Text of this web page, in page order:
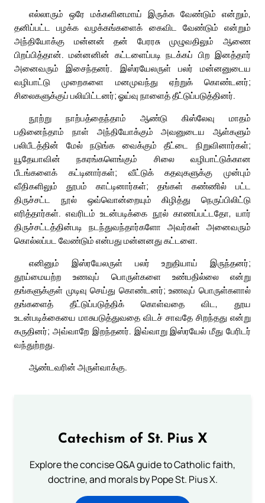
எல்லாரும் ஒரே மக்களினமாய் இருக்க வேண்டும் என்றும்,
தனிப்பட்ட பழக்க வழக்கங்களைக் கைவிட வேண்டும் என்றும்
அந்தியோக்கு மன்னன் தன் பேரரசு முழுவதிலும் ஆணை
பிறப்பித்தான். மன்னனின் கட்டளைப்படி நடக்கப் பிற இனத்தார்
அனைவரும் இசைந்தனர். இஸ்ரயேலருள் பலர் மன்னனுடைய
வழிபாட்டு முறைகளை மனமுவந்து ஏற்றுக் கொண்டனர்;
சிலைகளுக்குப் பலியிட்டனர்; ஓய்வு நாளைத் தீட்டுப்படுத்தினர்.
நூற்று நாற்பத்தைந்தாம் ஆண்டு கிஸ்லேவு மாதம்
பதினைந்தாம் நாள் அந்தியோக்கும் அவனுடைய ஆள்களும்
பலிபீடத்தின் மேல் நடுங்க வைக்கும் தீட்டை நிறுவினார்கள்;
யூதேயாவின் நகரங்களெங்கும் சிலை வழிபாட்டுக்கான
பீடங்களைக் கட்டினார்கள்; வீட்டுக் கதவுகளுக்கு முன்பும்
வீதிகளிலும் தூபம் காட்டினார்கள்; தங்கள் கண்ணில் பட்ட
திருச்சட்ட நூல் ஒவ்வொன்றையும் கிழித்து நெருப்பிலிட்டு
எரித்தார்கள். எவரிடம் உடன்படிக்கை நூல் காணப்பட்டதோ, யார்
திருச்சட்டத்தின்படி நடந்துவந்தார்களோ அவர்கள் அனைவரும்
கொல்லப்பட வேண்டும் என்பது மன்னனது கட்டளை.
எனினும் இஸ்ரயேலருள் பலர் உறுதியாய் இருந்தனர்;
தூய்மையற்ற உணவுப் பொருள்களை உண்பதில்லை என்று
தங்களுக்குள் முடிவு செய்து கொண்டனர்; உணவுப் பொருள்களால்
தங்களைத் தீட்டுப்படுத்திக் கொள்வதை விட, தூய
உடன்படிக்கையை மாசுபடுத்துவதை விடச் சாவதே சிறந்தது என்று
கருதினர்; அவ்வாறே இறந்தனர். இவ்வாறு இஸ்ரயேல் மீது பேரிடர்
வந்துற்றது.
ஆண்டவரின் அருள்வாக்கு.
Catechism of St. Pius X
Explore the concise Q&A guide to Catholic faith,
doctrine, and morals by Pope St. Pius X.